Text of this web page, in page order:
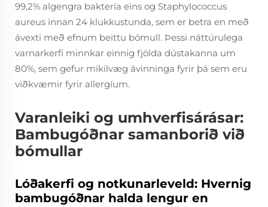
99,2% algengra baktería eins og Staphylococcus
aureus innan 24 klukkustunda, sem er betra en með
ávexti með efnum beittu bómull. Þessi náttúrulega
varnarkerfi minnkar einnig fjölda dústakanna um
80%, sem gefur mikilvæg ávinninga fyrir þá sem eru
viðkvæmir fyrir allergíum.
Varanleiki og umhverfisárásar:
Bambugóðnar samanborið við
bómullar
Lóðakerfi og notkunarleveld: Hvernig
bambugóðnar halda lengur en